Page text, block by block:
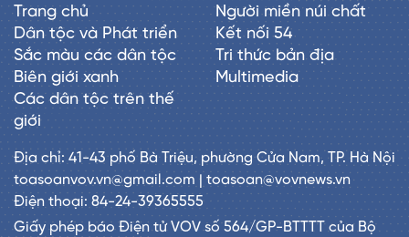
Trang chủ
Dân tộc và Phát triển
Sắc màu các dân tộc
Biên giới xanh
Các dân tộc trên thế
giới
Người miền núi chất
Kết nối 54
Tri thức bản địa
Multimedia
Địa chỉ: 41-43 phố Bà Triệu, phường Cửa Nam, TP. Hà Nội
toasoanvov.vn@gmail.com | toasoan@vovnews.vn
Điện thoại: 84-24-39365555
Giấy phép báo Điện tử VOV số 564/GP-BTTTT của Bộ